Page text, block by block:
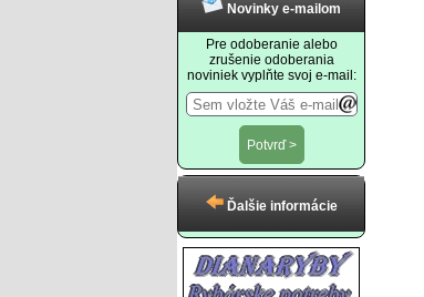
Novinky e-mailom
Pre odoberanie alebo
zrušenie odoberania
noviniek vyplňte svoj e-mail:
Ďalšie informácie